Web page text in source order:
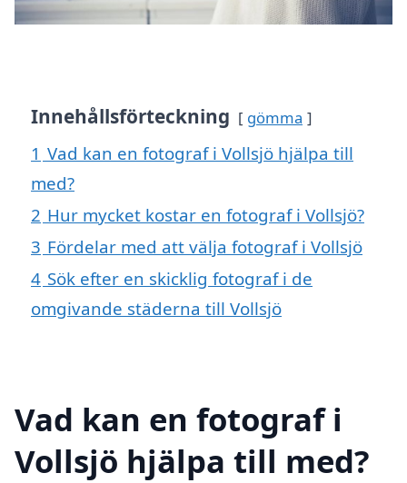
Innehållsförteckning gömma
1 Vad kan en fotograf i Vollsjö hjälpa till
med?
2 Hur mycket kostar en fotograf i Vollsjö?
3 Fördelar med att välja fotograf i Vollsjö
4 Sök efter en skicklig fotograf i de
omgivande städerna till Vollsjö
Vad kan en fotograf i
Vollsjö hjälpa till med?